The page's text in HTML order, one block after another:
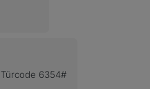
6354#